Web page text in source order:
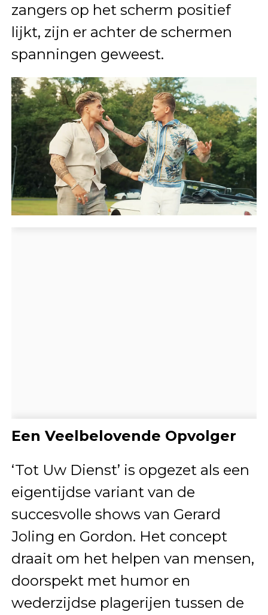
zangers op het scherm positief
lijkt, zijn er achter de schermen
spanningen geweest.
Een Veelbelovende Opvolger
‘Tot Uw Dienst’ is opgezet als een
eigentijdse variant van de
succesvolle shows van Gerard
Joling en Gordon. Het concept
draait om het helpen van mensen,
doorspekt met humor en
wederzijdse plagerijen tussen de